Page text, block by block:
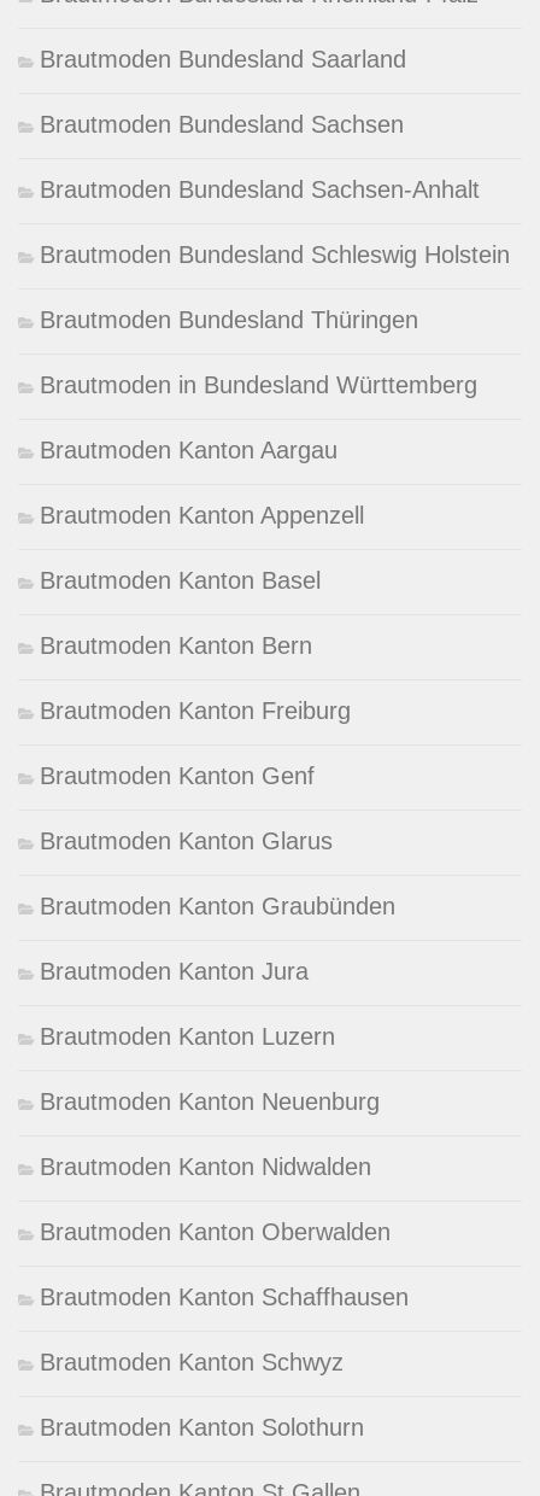
Brautmoden Bundesland Saarland
Brautmoden Bundesland Sachsen
Brautmoden Bundesland Sachsen-Anhalt
Brautmoden Bundesland Schleswig Holstein
Brautmoden Bundesland Thüringen
Brautmoden in Bundesland Württemberg
Brautmoden Kanton Aargau
Brautmoden Kanton Appenzell
Brautmoden Kanton Basel
Brautmoden Kanton Bern
Brautmoden Kanton Freiburg
Brautmoden Kanton Genf
Brautmoden Kanton Glarus
Brautmoden Kanton Graubünden
Brautmoden Kanton Jura
Brautmoden Kanton Luzern
Brautmoden Kanton Neuenburg
Brautmoden Kanton Nidwalden
Brautmoden Kanton Oberwalden
Brautmoden Kanton Schaffhausen
Brautmoden Kanton Schwyz
Brautmoden Kanton Solothurn